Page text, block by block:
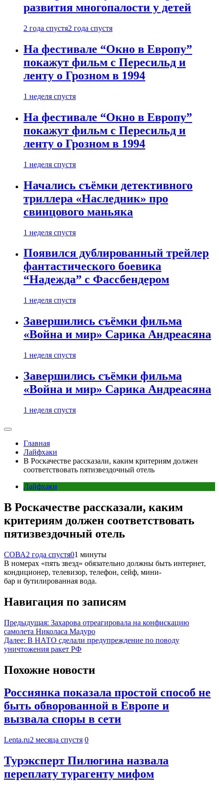
развития многопалости у детей
2 года спустя2 года спустя
На фестивале “Окно в Европу”
покажут фильм с Пересильд и
ленту о Грозном в 1994
1 неделя спустя
На фестивале “Окно в Европу”
покажут фильм с Пересильд и
ленту о Грозном в 1994
1 неделя спустя
Начались съёмки детективного
триллера «Наследник» про
свинцового маньяка
1 неделя спустя
Появился дублированный трейлер
фантастического боевика
“Надежда” с Фассбендером
1 неделя спустя
Завершились съёмки фильма
«Война и мир» Сарика Андреасяна
1 неделя спустя
Завершились съёмки фильма
«Война и мир» Сарика Андреасяна
1 неделя спустя
Главная
Лайфхаки
В Роскачестве рассказали, каким критериям должен
соответствовать пятизвездочный отель
Лайфхаки
В Роскачестве рассказали, каким
критериям должен соответствовать
пятизвездочный отель
СОВА2 года спустя01 минуты
В номерах «пять звезд» обязательно должны быть интернет,
кондиционер, телевизор, телефон, сейф, мини-
бар и бутилированная вода.
Навигация по записям
Предыдущая: Захарова отреагировала на конфискацию
самолета Николаса Мадуро
Далее: В НАТО сделали предупреждение по поводу
уничтожения ракет РФ
Похожие новости
Россиянка показала простой способ не
быть обворованной в Европе и
вызвала споры в сети
Lenta.ru2 месяца спустя 0
Турэксперт Пилюгина назвала
переплату турагенту мифом